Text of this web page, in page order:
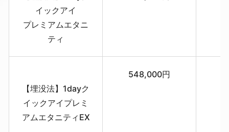
イックアイ
プレミアムエタニ
ティ
【埋没法】1dayク
イックアイプレミ
アムエタニティEX
548,000円